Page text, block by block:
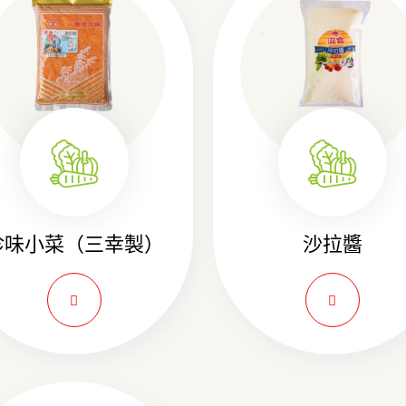
小菜（三幸製） 沙拉醬